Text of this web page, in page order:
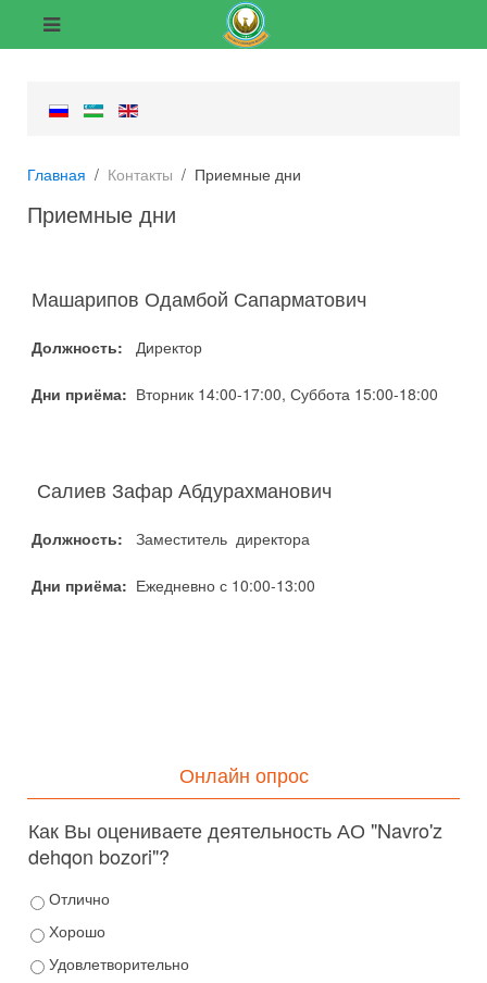
Главная Контакты Приемные дни
Приемные дни
Машарипов Одамбой Сапарматович
Должность: Директор
Дни приёма: Вторник 14:00-17:00, Суббота 15:00-18:00
Салиев Зафар Абдурахманович
Должность: Заместитель директора
Дни приёма: Ежедневно с 10:00-13:00
Онлайн опрос
Как Вы оцениваете деятельность АО "Navro'z
dehqon bozori"?
Отлично
Хорошо
Удовлетворительно